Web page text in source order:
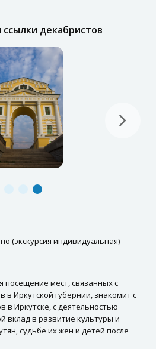
декабристов
(экскурсия индивидуальная)
посещение мест, связанных с
Иркутской губернии, знакомит с
в Иркутске, с деятельностью
вклад в развитие культуры и
судьбе их жен и детей после